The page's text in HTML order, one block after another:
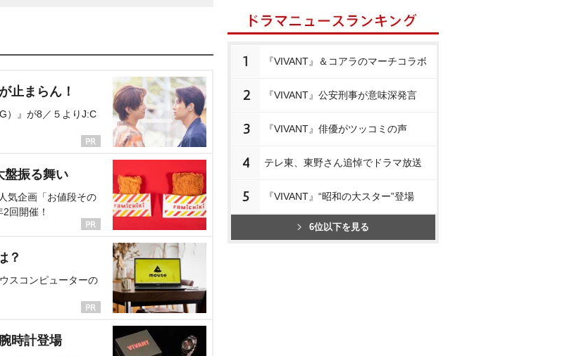
止まらん！
）』が8／５よりJ:C
盤振る舞い
気企画「お値段その
回開催！
？
スコンピューターの
時計登場
1 『VIVANT』＆コアラのマーチコラボ
2 『VIVANT』公安刑事が意味深発言
3 『VIVANT』俳優がツッコミの声
4 テレ東、東野さん追悼でドラマ放送
5 『VIVANT』“昭和の大スター”登場
6位以下を見る